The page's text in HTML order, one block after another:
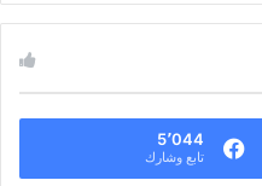
5٬044
تابع وشارك